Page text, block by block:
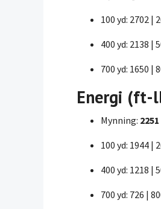
100 yd: 2702 |
400 yd: 2138 |
700 yd: 1650 |
Energi (ft-
Mynning: 2251
100 yd: 1944 |
400 yd: 1218 |
700 yd: 726 |